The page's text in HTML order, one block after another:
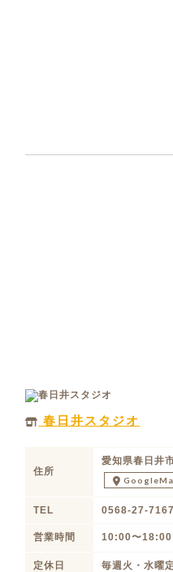
春日井スタジオ
住所
愛知県春日井
TEL 0568-27-7167
営業時間 10:00〜18:00
定休日 毎週火・水曜